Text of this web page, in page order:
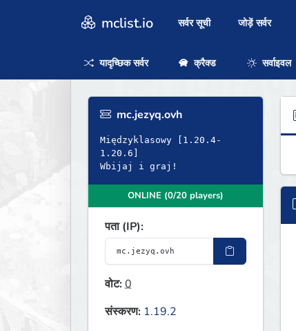
mclist.io सर्वर सूची जोड़ें सर्वर
यादृच्छिक सर्वर क्रैक्ड सर्वाइवल
mc.jezyq.ovh
Międzyklasowy [1.20.4-
1.20.6]
Wbijaj i graj!
ONLINE (0/20 players)
पता (IP):
वोट:0
संस्करण: 1.19.2